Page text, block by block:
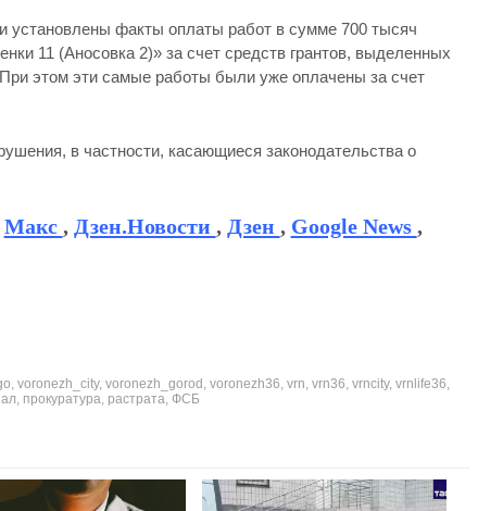
установлены факты оплаты работ в сумме 700 тысяч
11 (Аносовка 2)» за счет средств грантов, выделенных
этом эти самые работы были уже оплачены за счет
в частности, касающиеся законодательства о
Макс , Дзен.Новости , Дзен , Google News ,
, voronezh_city, voronezh_gorod, voronezh36, vrn, vrn36, vrncity, vrnlife36,
, прокуратура, растрата, ФСБ